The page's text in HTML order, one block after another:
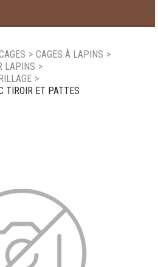
de produit
joindre
> CAGES À LAPINS >
LAPINS >
>
TIROIR ET PATTES